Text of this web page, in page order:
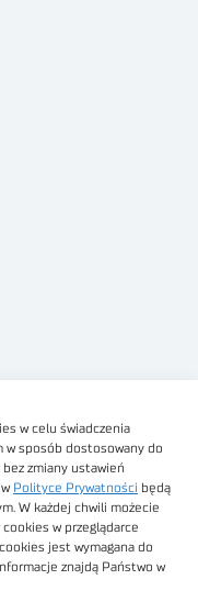
w celu świadczenia
w sposób dostosowany do
zmiany ustawień
Polityce Prywatności będą
W każdej chwili możecie
w przeglądarce
jest wymagana do
znajdą Państwo w